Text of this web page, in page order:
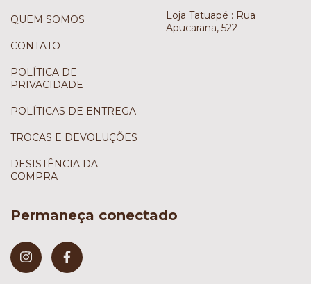
QUEM SOMOS
CONTATO
POLÍTICA DE
PRIVACIDADE
POLÍTICAS DE ENTREGA
TROCAS E DEVOLUÇÕES
DESISTÊNCIA DA
COMPRA
Loja Tatuapé : Rua
Apucarana, 522
Permaneça conectado